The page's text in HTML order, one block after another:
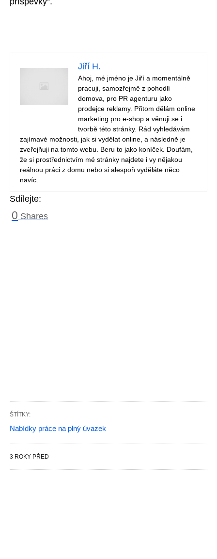
Jiří H.
Ahoj, mé jméno je Jiří a momentálně
pracuji, samozřejmě z pohodlí
domova, pro PR agenturu jako
prodejce reklamy. Přitom dělám online
marketing pro e-shop a věnuji se i
tvorbě této stránky. Rád vyhledávám
zajímavé možnosti, jak si vydělat online, a následně je
zveřejňuji na tomto webu. Beru to jako koníček. Doufám,
že si prostřednictvím mé stránky najdete i vy nějakou
reálnou práci z domu nebo si alespoň vyděláte něco
navíc.
Sdílejte:
0 Shares
ŠTÍTKY:
Nabídky práce na plný úvazek
3 ROKY PŘED